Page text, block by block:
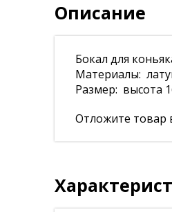
Описание
Бокал для
Материалы:
Размер: высота
Отложите товар